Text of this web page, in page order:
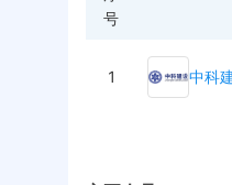
号
1 中科